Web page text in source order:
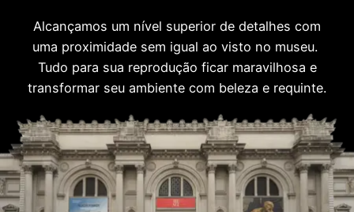
Alcançamos um nível superior de detalhes com
uma proximidade sem igual ao visto no museu.
Tudo para sua reprodução ficar maravilhosa e
transformar seu ambiente com beleza e requinte.